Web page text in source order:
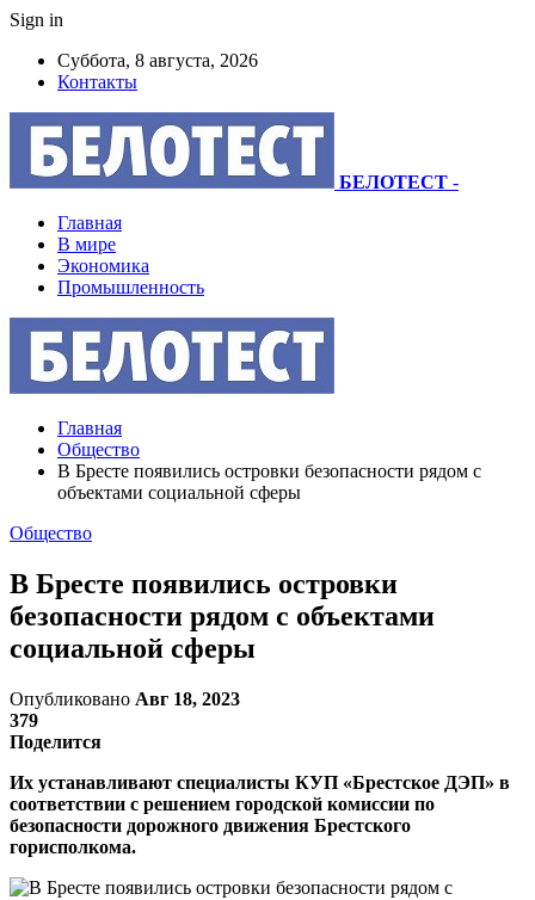
Sign in
Суббота, 8 августа, 2026
Контакты
БЕЛОТЕСТ -
Главная
В мире
Экономика
Промышленность
Главная
Общество
В Бресте появились островки безопасности рядом с
объектами социальной сферы
Общество
В Бресте появились островки
безопасности рядом с объектами
социальной сферы
Опубликовано Авг 18, 2023
379
Поделится
Их устанавливают специалисты КУП «Брестское ДЭП» в
соответствии с решением городской комиссии по
безопасности дорожного движения Брестского
горисполкома.